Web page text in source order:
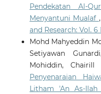
Pendekatan Al-
Menyantuni Mualaf ,
and Research: Vol. 6
Mohd Mahyeddin
Setiyawan
Mohiddin,
Penyenaraian
Litham 'An As-